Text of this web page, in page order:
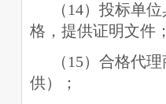
（ 14）投标单
格，提供证明文件
（ 15）合格代
供）；